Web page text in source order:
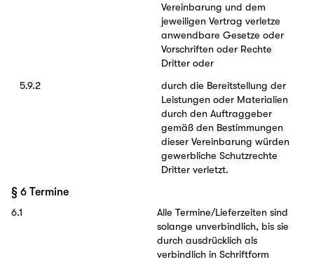
Vereinbarung und dem
jeweiligen Vertrag verletze
anwendbare Gesetze oder
Vorschriften oder Rechte
Dritter oder
5.9.2
durch die Bereitstellung der
Leistungen oder Materialien
durch den Auftraggeber
gemäß den Bestimmungen
dieser Vereinbarung würden
gewerbliche Schutzrechte
Dritter verletzt.
§ 6 Termine
6.1
Alle Termine/Lieferzeiten sind
solange unverbindlich, bis sie
durch ausdrücklich als
verbindlich in Schriftform